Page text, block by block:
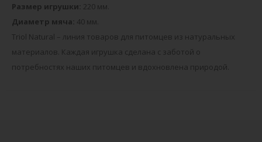
Размер игрушки:
220 мм.
Диаметр мяча: 40 мм.
Triol Natural – линия товаров для питомцев из натуральных
материалов. Каждая игрушка сделана с заботой о
потребностях наших питомцев и вдохновлена природой.